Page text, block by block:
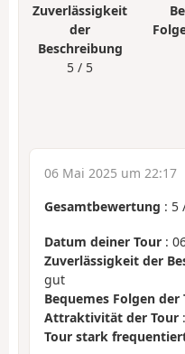
Zuverlässigkeit
der
Beschreibung
5 / 5
06 Mai 2025 um 22:17
Gesamtbewertung : 5
Datum deiner Tour :
Zuverlässigkeit der
gut
Bequemes Folgen der
Attraktivität der Tour
Tour stark